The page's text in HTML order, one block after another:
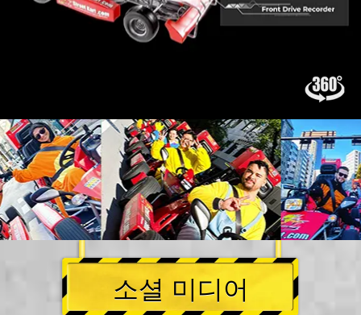
소셜 미디어